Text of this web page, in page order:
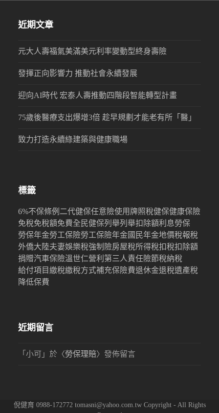
近期文章
元大人壽福氣美滿美元利率變動型終身壽險
發揮正向影響力 推動社會永續發展
迎向AI時代 宏泰人壽推動四階段智能轉型計畫
75歲後醫療支出爆增3倍 趁早規劃才能老有所「醫」
致力打造永續綠建築與健康職場
標籤
6%不保條例 二代健保任意險使用牌照稅健保健康保險
免稅免稅額免費全民健保列舉列舉扣除額利息勞保
勞保年金勞工保險勞工保險年金國民年金地價稅報稅
外僑大陸夫妻娛樂稅強制險房屋稅所得稅扣稅扣除額
捐贈汽車保險溫世仁營利 第三人責任險節稅納稅
給付項目繳稅繳稅方式補充保險費退休金退稅遺產稅
降低保費
近期留言
「小可 」於〈勞保理賠〉發佈留言
倪健育 0988-172772 tomasni@yahoo.com.tw Copyright - All Rights